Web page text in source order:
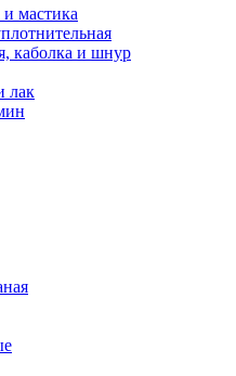
мастика
каболка и шнур
лак